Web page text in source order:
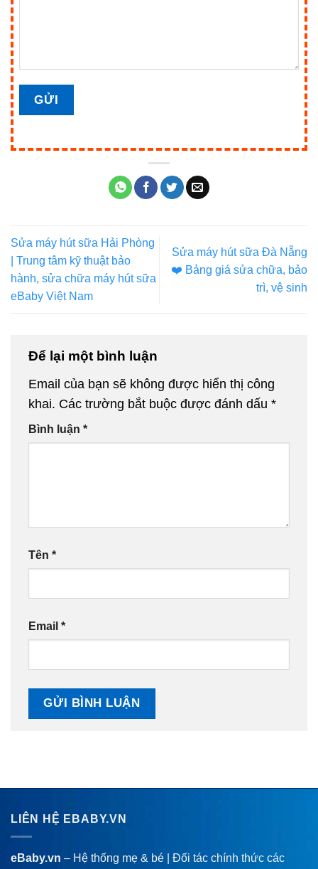
Sửa máy hút sữa Hải Phòng
| Trung tâm kỹ thuật bảo
hành, sửa chữa máy hút sữa
eBaby Việt Nam
Sửa máy hút sữa Đà Nẵng
❤️️ Bảng giá sửa chữa, bảo
trì, vệ sinh
Để lại một bình luận
Email của bạn sẽ không được hiển thị công
khai. Các trường bắt buộc được đánh dấu *
Bình luận *
Tên *
Email *
LIÊN HỆ EBABY.VN
eBaby.vn – Hệ thống mẹ & bé | Đối tác chính thức các